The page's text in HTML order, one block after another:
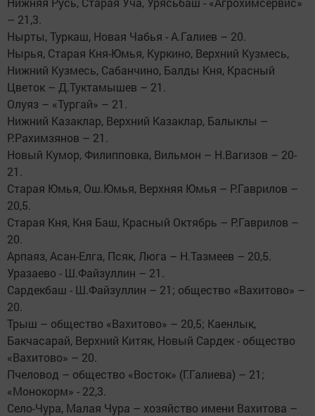
– 21,3.
Нырты, Туркаш, Новая Чабья - А.Галиев – 20.
Нырья, Старая Кня-Юмья, Куркино, Верхний Кузмесь,
Нижний Кузмесь, Сабанчино, Балды Кня, Красный
Цветок – Д.Туктамышев – 21.
Олуяз – «Тургай» – 21.
Нижний Казаклар, Верхний Казаклар, Балыклы –
Р.Рахимзянов – 21.
Новый Кумор, Филипповка, Вильмон – Н.Вагизов – 20-
21.
Старая Юмья, Ош.Юмья, Верхняя Юмья – Р.Гаврилов –
20,5.
Старая Кня, Кня Баш, Красный Октябрь – Р.Гаврилов –
20.
Арпаяз, Асан-Елга, Псяк, Люга – Н.Тазмеев – 20,5.
Уразаево - Ш.Файзуллин – 21.
Сардекбаш - Ш.Файзуллин – 21; общество «Вахитово» –
20.
Трыш – общество «Вахитово» – 20,5; Каенлык,
Бакчасарай, Верхний Китяк, Новый Сардек - общество
«Вахитово» – 20.
Пчеловод – общество «Восток» (Г.Галиева) – 21;
«Монокорм» - 22,3.
Село-Чура, Малая Чура – хозяйство имени Вахитова –